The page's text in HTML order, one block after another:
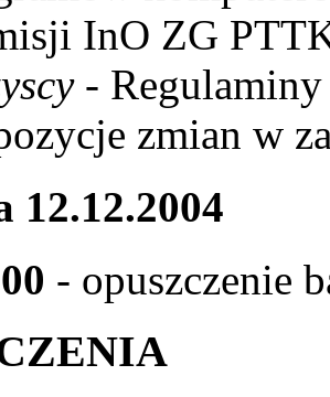
InO ZG
- Regulaminy
zmian w
12.12.2004
- opuszczenie